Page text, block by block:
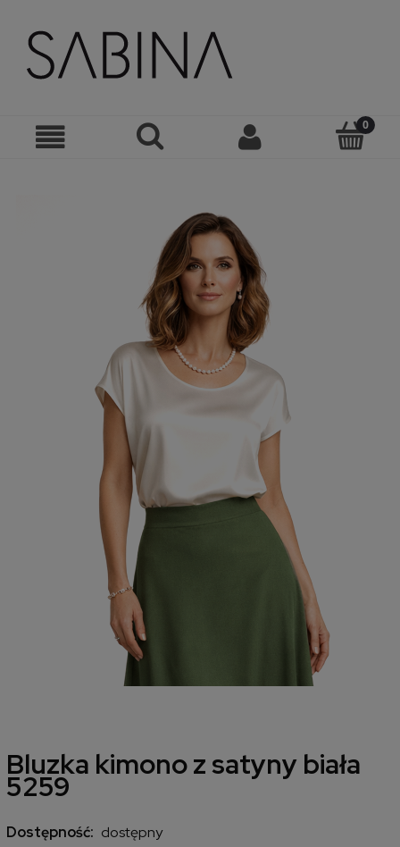
Bluzka kimono z satyny biała
5259
Dostępność: dostępny